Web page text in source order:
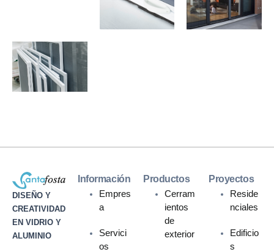
DISEÑO Y
CREATIVIDAD
EN VIDRIO Y
ALUMINIO
Información
Empres
a
Servici
os
Productos
Cerram
ientos
de
exterior
Proyectos
Reside
nciales
Edificio
s